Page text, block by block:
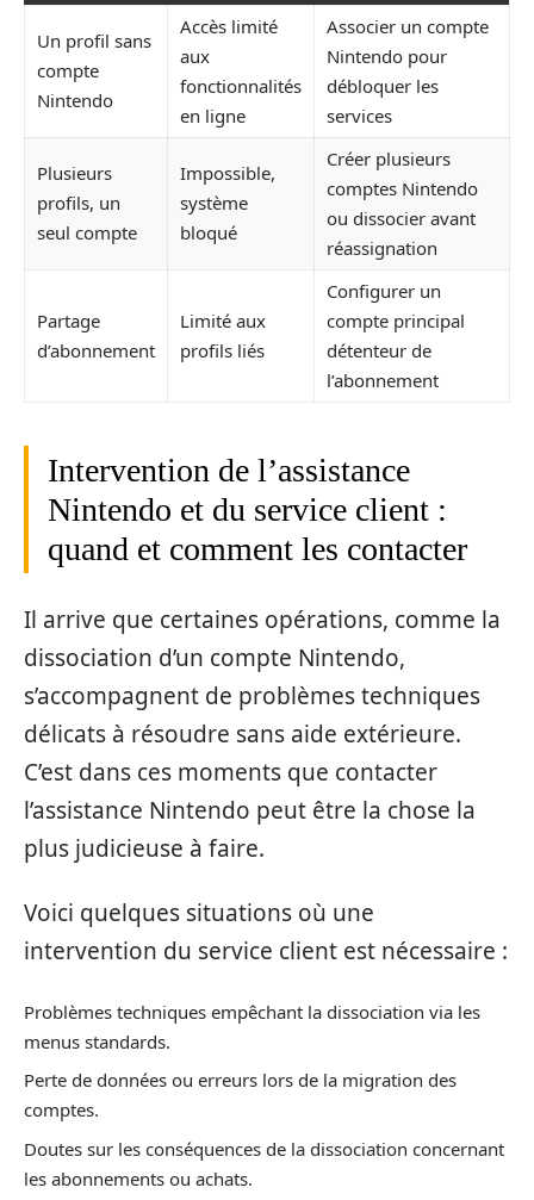
Un profil sans
compte
Nintendo
Accès limité
aux
fonctionnalités
en ligne
Associer un compte
Nintendo pour
débloquer les
services
Plusieurs
profils, un
seul compte
Impossible,
système
bloqué
Créer plusieurs
comptes Nintendo
ou dissocier avant
réassignation
Partage
d’abonnement
Limité aux
profils liés
Configurer un
compte principal
détenteur de
l’abonnement
Intervention de l’assistance
Nintendo et du service client :
quand et comment les contacter
Il arrive que certaines opérations, comme la
dissociation d’un compte Nintendo,
s’accompagnent de problèmes techniques
délicats à résoudre sans aide extérieure.
C’est dans ces moments que contacter
l’assistance Nintendo peut être la chose la
plus judicieuse à faire.
Voici quelques situations où une
intervention du service client est nécessaire :
Problèmes techniques empêchant la dissociation via les
menus standards.
Perte de données ou erreurs lors de la migration des
comptes.
Doutes sur les conséquences de la dissociation concernant
les abonnements ou achats.